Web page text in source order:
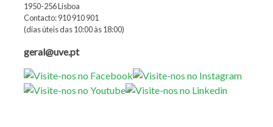
1950-256 Lisboa
Contacto: 910 910 901
(dias úteis das 10:00 às 18:00)
geral@uve.pt